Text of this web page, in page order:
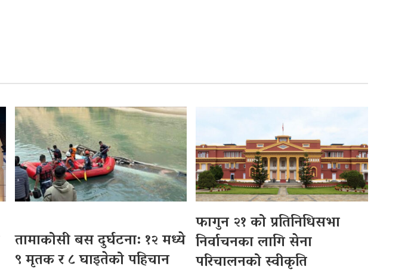
तामाकोसी बस दुर्घटना: १२ मध्ये
९ मृतक र ८ घाइतेको पहिचान
फागुन २१ को प्रतिनिधिसभा
निर्वाचनका लागि सेना
परिचालनको स्वीकृति